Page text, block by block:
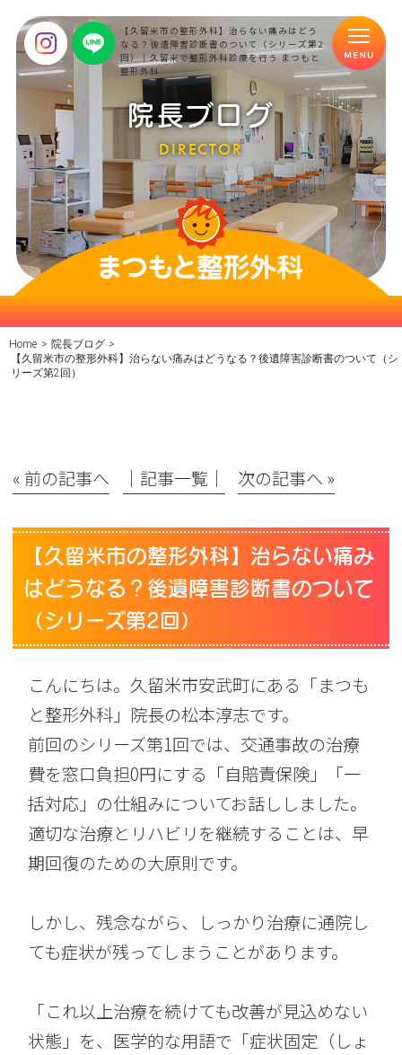
【久留米市の整形外科】治らない痛みはどう
なる？後遺障害診断書のついて（シリーズ第2
回）｜久留米で整形外科診療を行う まつもと
整形外科
院長ブログ
DIRECTOR
Home > 院長ブログ >
【久留米市の整形外科】治らない痛みはどうなる？後遺障害診断書のついて（シ
リーズ第2回）
« 前の記事へ │記事一覧│ 次の記事へ »
【久留米市の整形外科】治らない痛み
はどうなる？後遺障害診断書のついて
（シリーズ第2回）
こんにちは。久留米市安武町にある 「まつも
と整形外科」院長の松本淳志です。
前回のシリーズ第1回では、交通事故の治療
費を窓口負担0円にする「自賠責保険」「一
括対応」の仕組みについてお話ししました。
適切な治療とリハビリを継続することは、早
期回復のための大原則です。
しかし、残念ながら、しっかり治療に通院し
ても症状が残ってしまうことがあります。
「これ以上治療を続けても改善が見込めない
状態」を、医学的な用語で「症状固定（しょ